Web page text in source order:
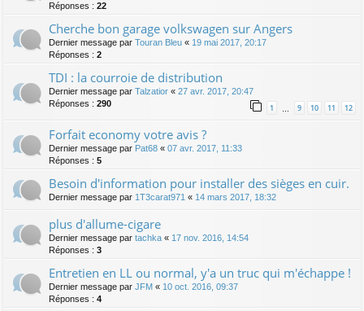
Réponses : 22
Cherche bon garage volkswagen sur Angers
Dernier message par Touran Bleu « 19 mai 2017, 20:17
Réponses : 2
TDI : la courroie de distribution
Dernier message par Talzatior « 27 avr. 2017, 20:47
Réponses : 290 1 9 10 11 12
Forfait economy votre avis ?
Dernier message par Pat68 « 07 avr. 2017, 11:33
Réponses : 5
Besoin d'information pour installer des sièges en cuir.
Dernier message par 1T3carat971 « 14 mars 2017, 18:32
plus d'allume-cigare
Dernier message par tachka « 17 nov. 2016, 14:54
Réponses : 3
Entretien en LL ou normal, y'a un truc qui m'échappe !
Dernier message par JFM « 10 oct. 2016, 09:37
Réponses : 4